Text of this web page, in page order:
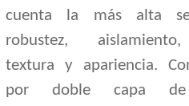
cuenta la más alta
robustez,
textura y apariencia.
por doble capa de